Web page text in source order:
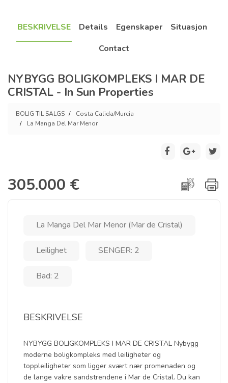
BESKRIVELSE Details Egenskaper
Situasjon
Contact
NYBYGG BOLIGKOMPLEKS I MAR DE
CRISTAL - In Sun Properties
BOLIG TIL SALGS
Costa Calida/Murcia
La Manga Del Mar Menor
305.000 €
La Manga Del Mar Menor (Mar de Cristal)
Leilighet SENGER: 2
Bad: 2
BESKRIVELSE
NYBYGG BOLIGKOMPLEKS I MAR DE CRISTAL Nybygg
moderne boligkompleks med leiligheter og
toppleiligheter som ligger svært nær promenaden og
de lange vakre sandstrendene i Mar de Cristal. Du kan